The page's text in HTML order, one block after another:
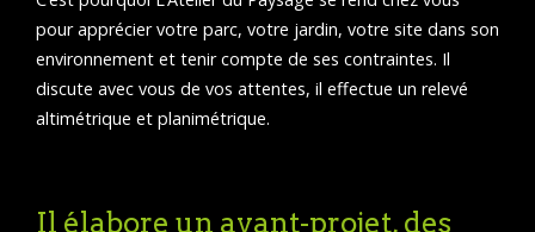
pour apprécier votre parc, votre jardin, votre site dans son
environnement et tenir compte de ses contraintes. Il
discute avec vous de vos attentes, il effectue un relevé
altimétrique et planimétrique.
Il élabore un avant-projet, des